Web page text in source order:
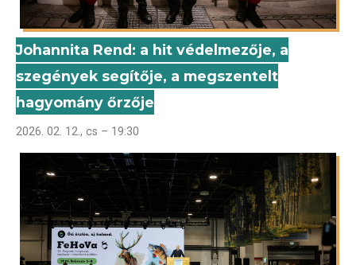
Johannita Rend: a hit védelmezője, a
szegények segítője, a megszentelt
hagyomány őrzője
2026. 02. 12., cs – 19:30